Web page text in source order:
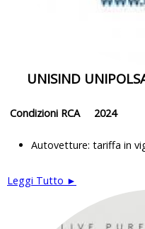
UNISIND
Condizioni RCA 2024
Autovetture: tariffa in
Leggi Tutto ►